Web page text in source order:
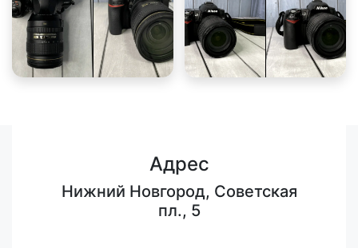
Адрес
Нижний Новгород, Советская
пл., 5